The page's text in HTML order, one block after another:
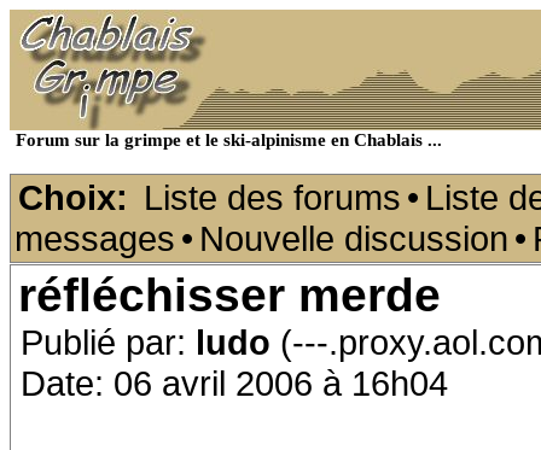
Forum sur la grimpe et le ski-alpinisme en Chablais ...
Choix: Liste des forums • Liste
messages • Nouvelle discussion •
réfléchisser merde
Publié par: ludo (---
Date: 06 avril 2006 à 16h04